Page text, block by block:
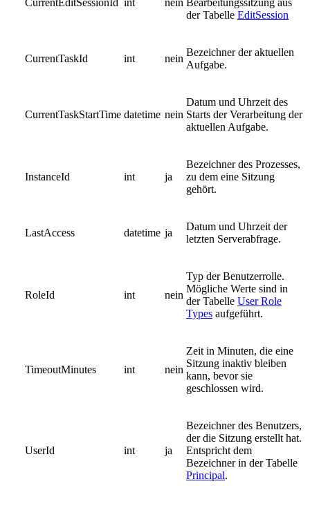
CurrentEditSessionId int nein Bearbeitungssitzung aus
der Tabelle EditSession
CurrentTaskId int nein
Bezeichner der aktuellen
Aufgabe.
CurrentTaskStartTime datetime nein
Datum und Uhrzeit des
Starts der Verarbeitung der
aktuellen Aufgabe.
InstanceId int ja
Bezeichner des Prozesses,
zu dem eine Sitzung
gehört.
LastAccess datetime ja
Datum und Uhrzeit der
letzten Serverabfrage.
RoleId int nein
Typ der Benutzerrolle.
Mögliche Werte sind in
der Tabelle User Role
Types aufgeführt.
TimeoutMinutes int nein
Zeit in Minuten, die eine
Sitzung inaktiv bleiben
kann, bevor sie
geschlossen wird.
UserId int ja
Bezeichner des Benutzers,
der die Sitzung erstellt hat.
Entspricht dem
Bezeichner in der Tabelle
Principal.